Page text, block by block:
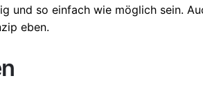
und so einfach wie möglich sein.
eben.